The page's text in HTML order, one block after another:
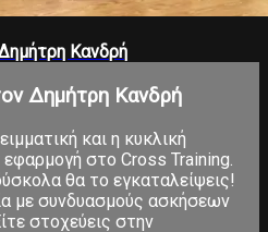
Κανδρή
Δημήτρη Κανδρή
και η κυκλική
στο Cross Training.
θα το εγκαταλείψεις!
με συνδυασμούς ασκήσεων
στοχεύεις στην